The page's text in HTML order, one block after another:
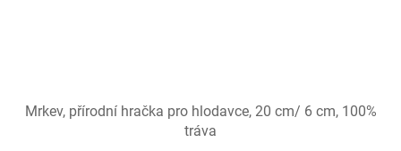
Mrkev, přírodní hračka pro hlodavce, 20 cm/ 6 cm, 100%
tráva